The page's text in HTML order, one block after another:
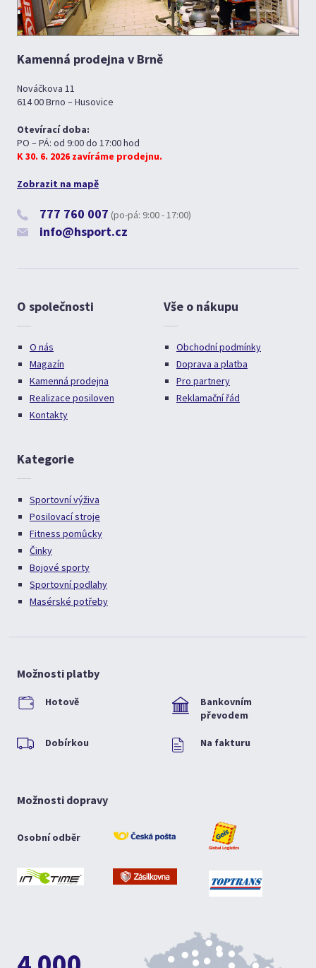
Kamenná prodejna v Brně
Nováčkova 11
614 00 Brno – Husovice
Otevírací doba:
PO – PÁ: od 9:00 do 17:00 hod
K 30. 6. 2026 zavíráme prodejnu.
Zobrazit na mapě
777 760 007 (po-pá: 9:00 - 17:00)
info@hsport.cz
O společnosti
O nás
Magazín
Kamenná prodejna
Realizace posiloven
Kontakty
Vše o nákupu
Obchodní podmínky
Doprava a platba
Pro partnery
Reklamační řád
Kategorie
Sportovní výživa
Posilovací stroje
Fitness pomůcky
Činky
Bojové sporty
Sportovní podlahy
Masérské potřeby
Možnosti platby
Hotově
Bankovním
převodem
Dobírkou Na fakturu
Možnosti dopravy
Osobní odběr